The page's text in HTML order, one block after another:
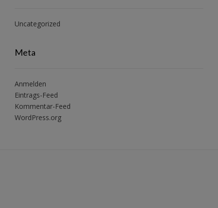
Uncategorized
Meta
Anmelden
Eintrags-Feed
Kommentar-Feed
WordPress.org